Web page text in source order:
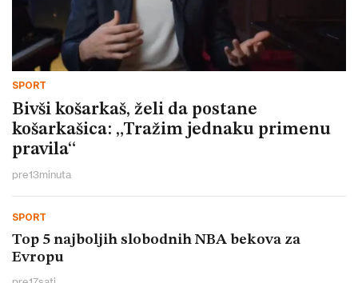
SPORT
Bivši košarkaš, želi da postane
košarkašica: „Tražim jednaku primenu
pravila“
pre13minuta
SPORT
Top 5 najboljih slobodnih NBA bekova za
Evropu